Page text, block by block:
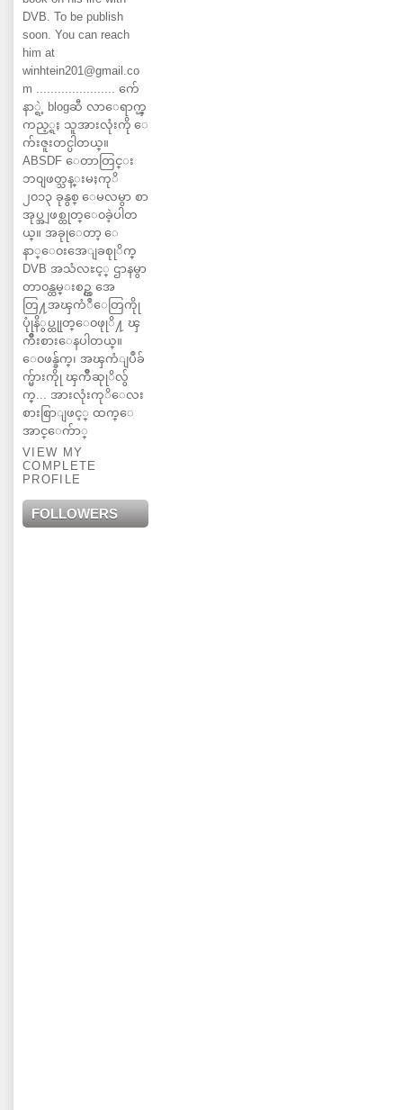
DVB. To be publish
soon. You can reach
him at
winhtein201@gmail.co
m ...................... က်ေ
နာ္ရဲ့ blogဆီ လာေရာက္ၾ
ကည့္ရႈ သူအားလုံးကို ေ
က်းဇူးတင္ပါတယ္။
ABSDF ေတာတြင္း
ဘ၀ျဖတ္သန္းမႈကုိ
၂၀၁၃ ခုနွစ္ ေမလမွာ စာ
အုပ္အျဖစ္ထုတ္ေ၀ခဲ့ပါတ
ယ္။ အခုုေတာ့ ေ
နာ္ေ၀းအေျခစုုိက္
DVB အသံလႊင့္ ဌာနမွာ
တာ၀န္ထမ္းစဥ္က အေ
တြ႔အၾကံဳေတြကိုု
ပုုံနိွပ္ထုုတ္ေ၀ဖုုိ႔ ၾ
ကိဳးစားေနပါတယ္။
ေ၀ဖန္ခ်က္၊ အၾကံျပဳခ်
က္မ်ားကိုု ၾကိဳဆုုိလ်ွ
က္... အားလုံးကုိေလး
စားစြာျဖင့္ ထက္ေ
အာင္ေက်ာ္
VIEW MY
COMPLETE
PROFILE
FOLLOWERS